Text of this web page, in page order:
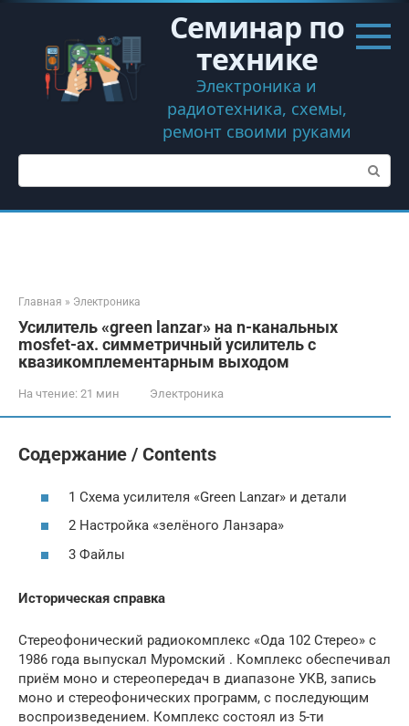
Перейти
контенту
Семинар по
технике
Электроника и
радиотехника, схемы,
ремонт своими руками
Поиск:
Главная » Электроника
Усилитель «green lanzar» на n-канальных
mosfet-ах. симметричный усилитель с
квазикомплементарным выходом
На чтение: 21 мин Электроника
Содержание / Contents
1 Схема усилителя «Green Lanzar» и детали
2 Настройка «зелёного Ланзара»
3 Файлы
Историческая справка
Стереофонический радиокомплекс «Ода 102 Стерео» с
1986 года выпускал Муромский . Комплекс обеспечивал
приём моно и стереопередач в диапазоне УКВ, запись
моно и стереофонических программ, с последующим
воспроизведением. Комплекс состоял из 5-ти